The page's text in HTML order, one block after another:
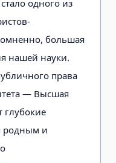
одного из
большая
нашей науки.
права
— Высшая
глубокие
родным и